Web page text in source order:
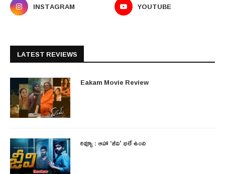
INSTAGRAM
YOUTUBE
LATEST REVIEWS
Eakam Movie Review
రివ్యూ : ఆహా ‘జీవి’ భలే ఉంది